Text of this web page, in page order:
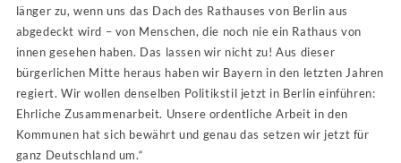
länger zu, wenn uns das Dach des Rathauses von Berlin aus
abgedeckt wird – von Menschen, die noch nie ein Rathaus von
innen gesehen haben. Das lassen wir nicht zu! Aus dieser
bürgerlichen Mitte heraus haben wir Bayern in den letzten Jahren
regiert. Wir wollen denselben Politikstil jetzt in Berlin einführen:
Ehrliche Zusammenarbeit. Unsere ordentliche Arbeit in den
Kommunen hat sich bewährt und genau das setzen wir jetzt für
ganz Deutschland um.“